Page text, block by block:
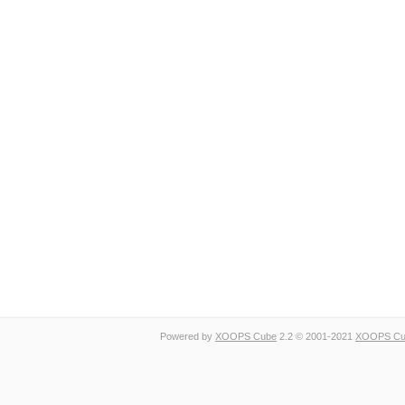
Powered by XOOPS Cube 2.2 © 2001-2021 XOOPS